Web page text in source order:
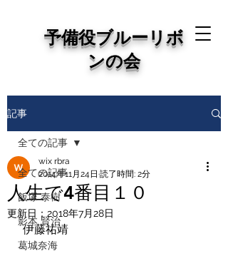
予備役ブルーリボ
ンの会
記事
全ての記事
飯塚 泰樹
影本 賢治
葛城奈海
全ての記事
人生で4番目１０
wix rbra
2014年11月24日 読了時間: 2分
更新日： 2018年7月28日
伊藤祐靖